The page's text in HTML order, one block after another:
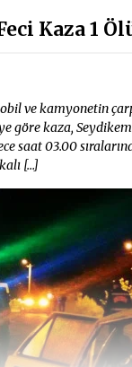
Kaza 1
ve kamyonetin
göre kaza,
saat 03.00
[…]